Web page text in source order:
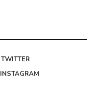
TWITTER
INSTAGRAM